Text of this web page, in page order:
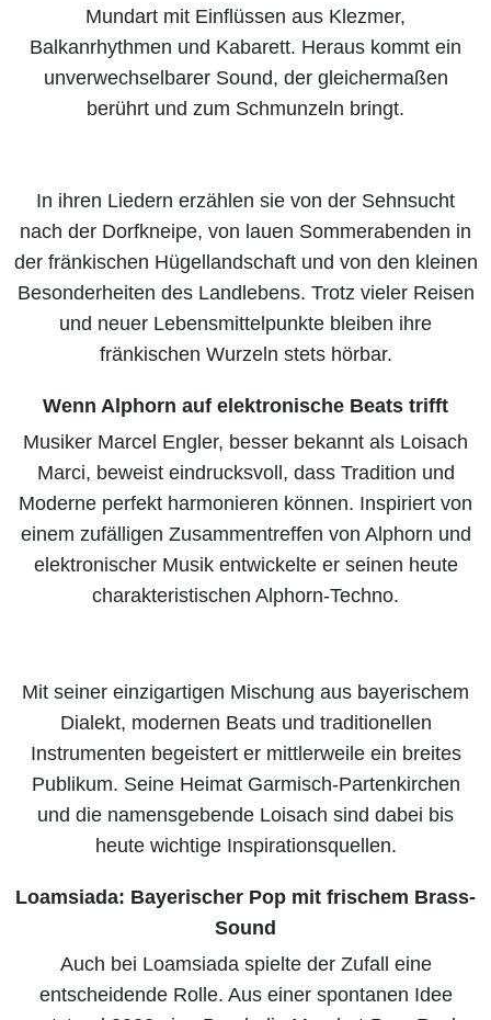
Mundart mit Einflüssen aus Klezmer,
Balkanrhythmen und Kabarett. Heraus kommt ein
unverwechselbarer Sound, der gleichermaßen
berührt und zum Schmunzeln bringt.
In ihren Liedern erzählen sie von der Sehnsucht
nach der Dorfkneipe, von lauen Sommerabenden in
der fränkischen Hügellandschaft und von den kleinen
Besonderheiten des Landlebens. Trotz vieler Reisen
und neuer Lebensmittelpunkte bleiben ihre
fränkischen Wurzeln stets hörbar.
Wenn Alphorn auf elektronische Beats trifft
Musiker Marcel Engler, besser bekannt als Loisach
Marci, beweist eindrucksvoll, dass Tradition und
Moderne perfekt harmonieren können. Inspiriert von
einem zufälligen Zusammentreffen von Alphorn und
elektronischer Musik entwickelte er seinen heute
charakteristischen Alphorn-Techno.
Mit seiner einzigartigen Mischung aus bayerischem
Dialekt, modernen Beats und traditionellen
Instrumenten begeistert er mittlerweile ein breites
Publikum. Seine Heimat Garmisch-Partenkirchen
und die namensgebende Loisach sind dabei bis
heute wichtige Inspirationsquellen.
Loamsiada: Bayerischer Pop mit frischem Brass-
Sound
Auch bei Loamsiada spielte der Zufall eine
entscheidende Rolle. Aus einer spontanen Idee